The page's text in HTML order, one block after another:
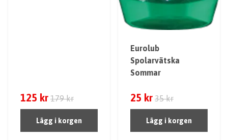
125 kr 179 kr
Lägg i korgen
Eurolub
Spolarvätska
Sommar
25 kr 35 kr
Lägg i korgen